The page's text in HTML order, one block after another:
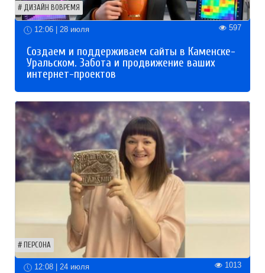
ДИЗАЙН ВОВРЕМЯ
12:06 | 28 июля 597
Создаем и поддерживаем сайты в Каменске-
Уральском. Забота и продвижение ваших
интернет-проектов
ПЕРСОНА
12:08 | 24 июля 1013